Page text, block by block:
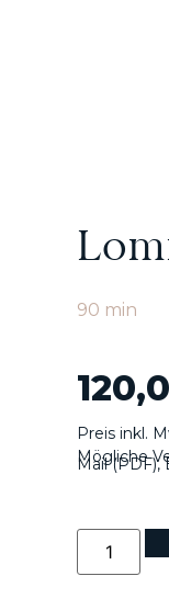
90 min
Preis inkl.
Mögliche
Mail (PDF),